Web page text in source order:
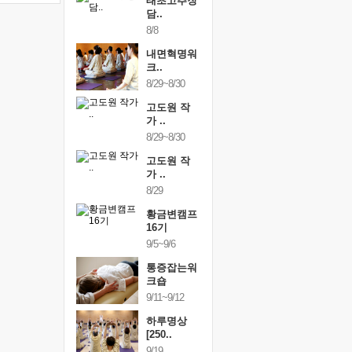
담..
8/8
내면혁명워
크..
8/29~8/30
고도원 작
가 ..
8/29~8/30
고도원 작
가 ..
8/29
황금변캠프
16기
9/5~9/6
통증잡는워
크숍
9/11~9/12
하루명상
[250..